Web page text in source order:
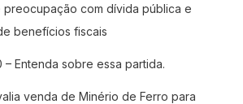
com dívida pública e
benefícios fiscais
– Entenda sobre essa partida.
venda de Minério de Ferro para